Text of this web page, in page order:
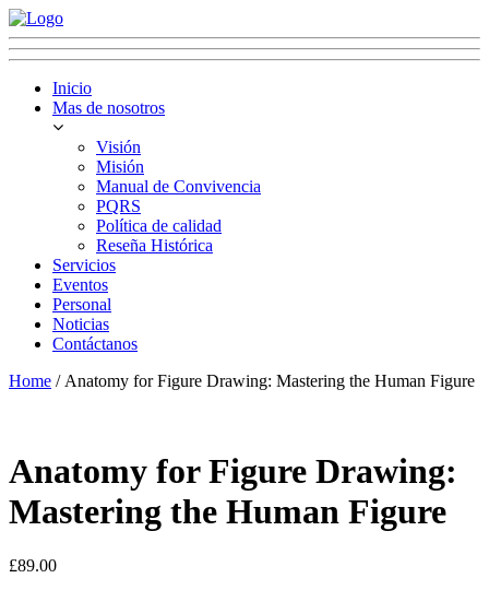
Inicio
Mas de nosotros
Visión
Misión
Manual de Convivencia
PQRS
Política de calidad
Reseña Histórica
Servicios
Eventos
Personal
Noticias
Contáctanos
Home / Anatomy for Figure Drawing: Mastering the Human Figure
Anatomy for Figure Drawing:
Mastering the Human Figure
£89.00